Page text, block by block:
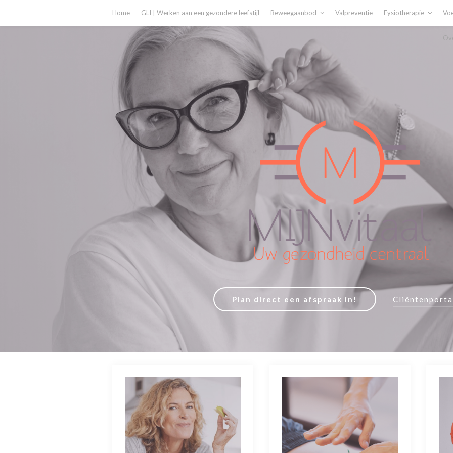
Home GLI | Werken aan een gezondere leefstijl Beweegaanbod Valpreventie Fysiotherapie
Plan direct een afspraak in!